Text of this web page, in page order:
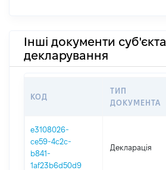
Інші документи суб'єкта
декларування
КОД
ТИП
ДОКУМЕНТА
e3108026-
ce59-4c2c-
b841-
1af23b6d50d9
Декларація